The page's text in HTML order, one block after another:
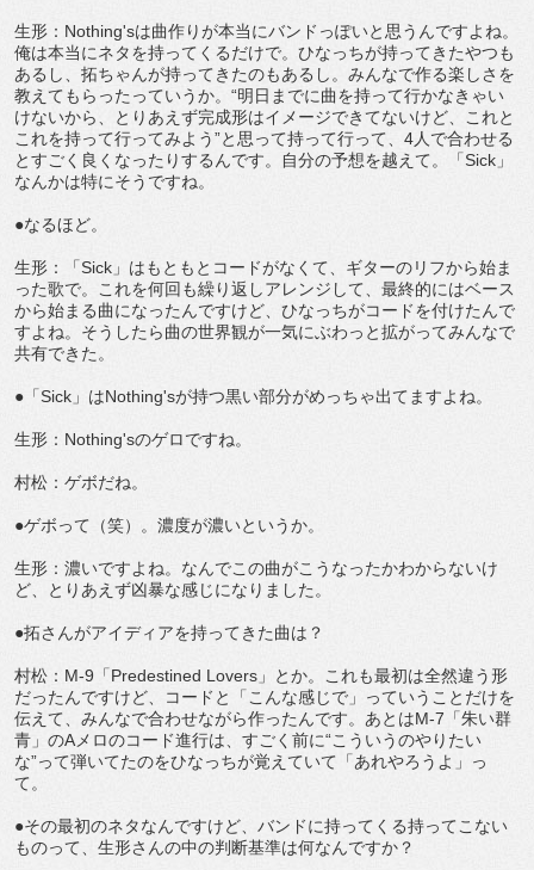
生形：Nothing'sは曲作りが本当にバンドっぽいと思うんですよね。
俺は本当にネタを持ってくるだけで。ひなっちが持ってきたやつも
あるし、拓ちゃんが持ってきたのもあるし。みんなで作る楽しさを
教えてもらったっていうか。“明日までに曲を持って行かなきゃい
けないから、とりあえず完成形はイメージできてないけど、これと
これを持って行ってみよう”と思って持って行って、4人で合わせる
とすごく良くなったりするんです。自分の予想を越えて。「Sick」
なんかは特にそうですね。
●なるほど。
生形：「Sick」はもともとコードがなくて、ギターのリフから始ま
った歌で。これを何回も繰り返しアレンジして、最終的にはベース
から始まる曲になったんですけど、ひなっちがコードを付けたんで
すよね。そうしたら曲の世界観が一気にぶわっと拡がってみんなで
共有できた。
●「Sick」はNothing'sが持つ黒い部分がめっちゃ出てますよね。
生形：Nothing'sのゲロですね。
村松：ゲボだね。
●ゲボって（笑）。濃度が濃いというか。
生形：濃いですよね。なんでこの曲がこうなったかわからないけ
ど、とりあえず凶暴な感じになりました。
●拓さんがアイディアを持ってきた曲は？
村松：M-9「Predestined Lovers」とか。これも最初は全然違う形
だったんですけど、コードと「こんな感じで」っていうことだけを
伝えて、みんなで合わせながら作ったんです。あとはM-7「朱い群
青」のAメロのコード進行は、すごく前に“こういうのやりたい
な”って弾いてたのをひなっちが覚えていて「あれやろうよ」っ
て。
●その最初のネタなんですけど、バンドに持ってくる持ってこない
ものって、生形さんの中の判断基準は何なんですか？